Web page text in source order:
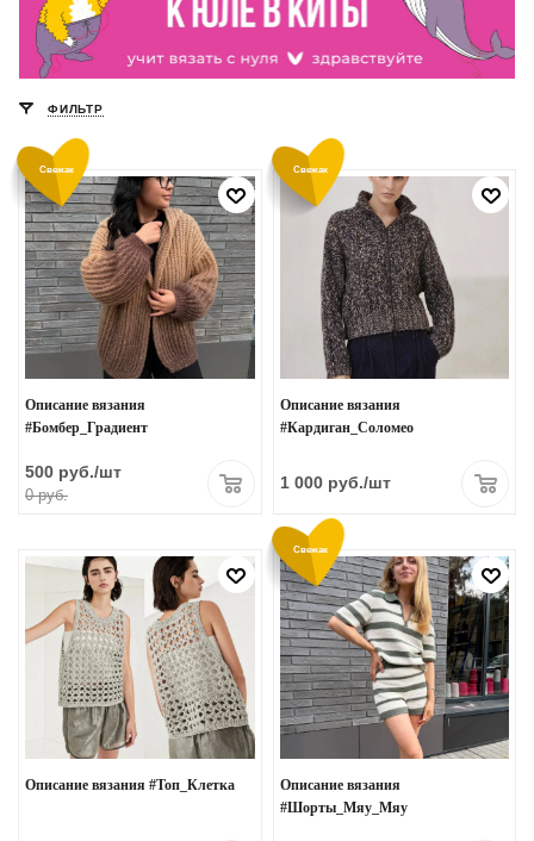
ФИЛЬТР
Свежак
Описание вязания
#Бомбер_Градиент
500 руб./шт
0 руб.
Свежак
Описание вязания
#Кардиган_Соломео
1 000руб./шт
Описание вязания #Топ_Клетка
Свежак
Описание вязания
#Шорты_Мяу_Мяу